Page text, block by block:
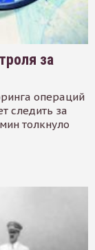
за
операций
следить за
толкнуло